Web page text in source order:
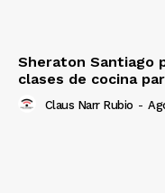
Sheraton Santiago
clases de cocina
Claus Narr Rubio -